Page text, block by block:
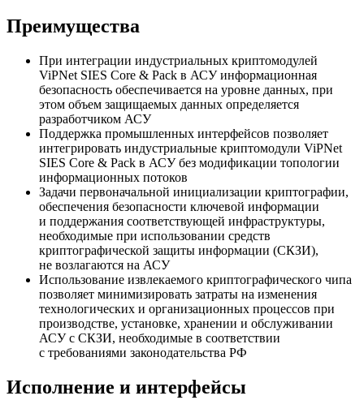
Преимущества
При интеграции индустриальных криптомодулей
ViPNet SIES Core & Pack в АСУ информационная
безопасность обеспечивается на уровне данных, при
этом объем защищаемых данных определяется
разработчиком АСУ
Поддержка промышленных интерфейсов позволяет
интегрировать индустриальные криптомодули ViPNet
SIES Core & Pack в АСУ без модификации топологии
информационных потоков
Задачи первоначальной инициализации криптографии,
обеспечения безопасности ключевой информации
и поддержания соответствующей инфраструктуры,
необходимые при использовании средств
криптографической защиты информации (СКЗИ),
не возлагаются на АСУ
Использование извлекаемого криптографического чипа
позволяет минимизировать затраты на изменения
технологических и организационных процессов при
производстве, установке, хранении и обслуживании
АСУ с СКЗИ, необходимые в соответствии
с требованиями законодательства РФ
Исполнение и интерфейсы